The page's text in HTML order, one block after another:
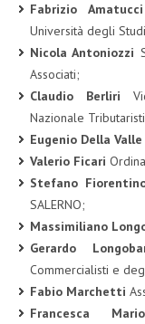
Fabrizio Amatucci
Università degli
Nicola Antoniozzi
Associati;
Claudio Berliri
Nazionale
Eugenio Della Valle
Valerio Ficari
Stefano
SALERNO;
Massimiliano
Gerardo
Commercialisti e
Fabio Marchetti
Francesca